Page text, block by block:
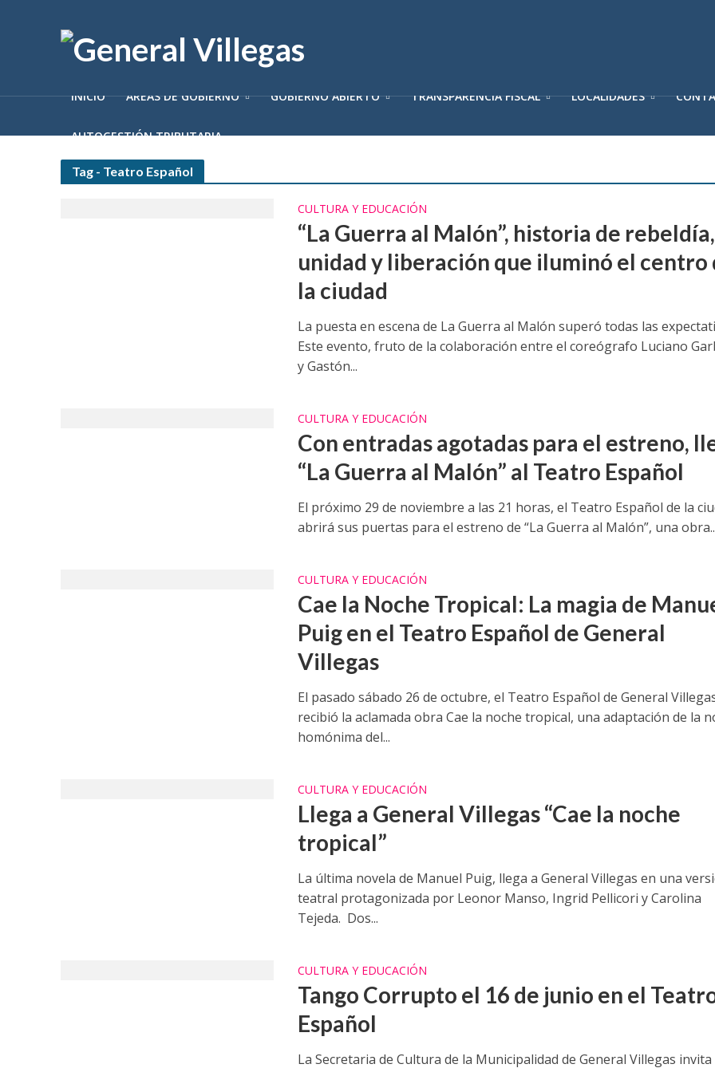
INICIO ÁREAS DE GOBIERNO GOBIERNO ABIERTO TRANSPARENCIA FISCAL LOCALIDADES
AUTOGESTIÓN TRIBUTARIA
Tag - Teatro Español
CULTURA Y EDUCACIÓN
“La Guerra al Malón”, historia de rebeldía,
unidad y liberación que iluminó el centro
la ciudad
La puesta en escena de La Guerra al Malón superó todas las
Este evento, fruto de la colaboración entre el coreógrafo Luciano
y Gastón...
CULTURA Y EDUCACIÓN
Con entradas agotadas para el estreno,
“La Guerra al Malón” al Teatro Español
El próximo 29 de noviembre a las 21 horas, el Teatro Español de la
abrirá sus puertas para el estreno de “La Guerra al Malón”, una
CULTURA Y EDUCACIÓN
Cae la Noche Tropical: La magia de
Puig en el Teatro Español de General
Villegas
El pasado sábado 26 de octubre, el Teatro Español de General
recibió la aclamada obra Cae la noche tropical, una adaptación de la
homónima del...
CULTURA Y EDUCACIÓN
Llega a General Villegas “Cae la noche
tropical”
La última novela de Manuel Puig, llega a General Villegas en una
teatral protagonizada por Leonor Manso, Ingrid Pellicori y Carolina
Tejeda. Dos...
CULTURA Y EDUCACIÓN
Tango Corrupto el 16 de junio en el
Español
La Secretaria de Cultura de la Municipalidad de General Villegas invita